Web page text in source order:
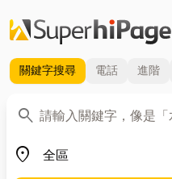
關鍵字搜尋 電話 進階
search
關鍵字
place
地區